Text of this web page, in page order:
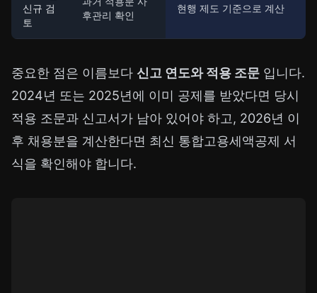
신규 검
토
후관리 확인
현행 제도 기준으로 계산
중요한 점은 이름보다 신고 연도와 적용 조문 입니다.
2024년 또는 2025년에 이미 공제를 받았다면 당시
적용 조문과 신고서가 남아 있어야 하고, 2026년 이
후 채용분을 계산한다면 최신 통합고용세액공제 서
식을 확인해야 합니다.